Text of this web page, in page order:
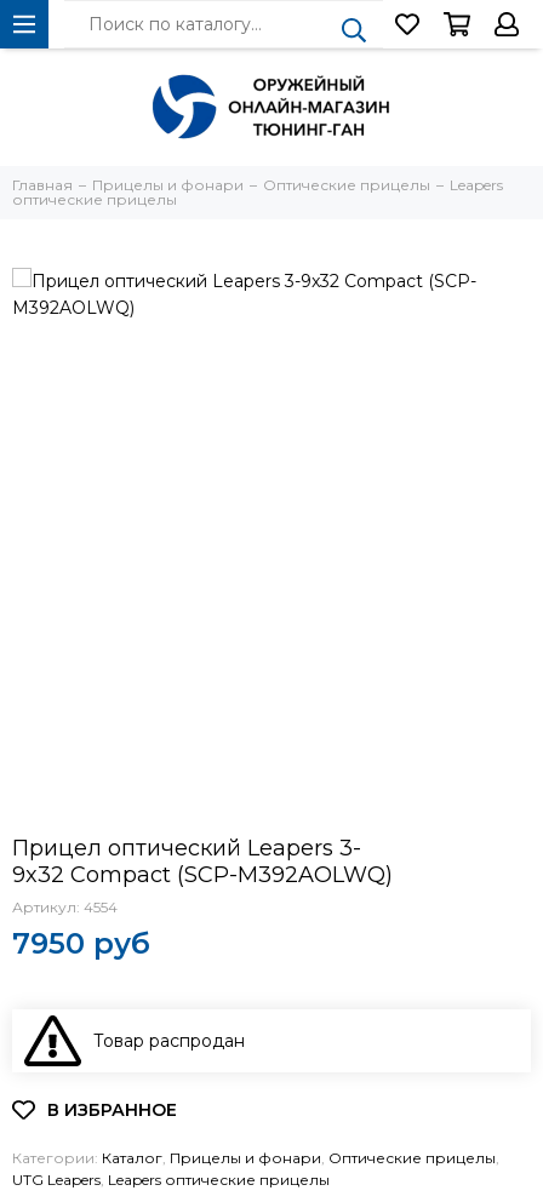
Главная Прицелы и фонари Оптические прицелы
Leapers
оптические прицелы
Прицел оптический Leapers 3-
9x32 Compact (SCP-M392AOLWQ)
Артикул: 4554
7950 руб
Товар распродан
Категории: Каталог, Прицелы и фонари, Оптические прицелы,
UTG Leapers, Leapers оптические прицелы